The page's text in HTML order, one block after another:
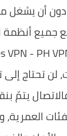
دون أن يشغل
جميع أنظمة
لن تحتاج
يتمّ